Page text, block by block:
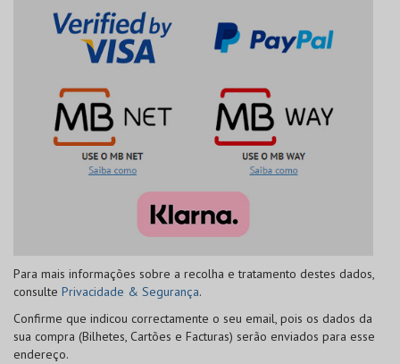
Para mais informações sobre a recolha e tratamento destes dados,
consulte Privacidade & Segurança.
Confirme que indicou correctamente o seu email, pois os dados da
sua compra (Bilhetes, Cartões e Facturas) serão enviados para esse
endereço.